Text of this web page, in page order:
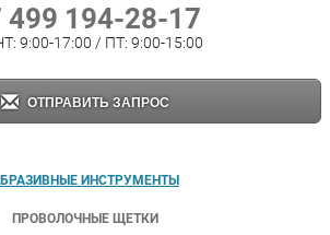
499 194-28-17
9:00-17:00 / ПТ: 9:00-15:00
ОТПРАВИТЬ ЗАПРОС
ИНСТРУМЕНТЫ
ПРОВОЛОЧНЫЕ ЩЕТКИ